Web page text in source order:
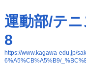
運動部/テ
8
https://www.kagawa-edu.jp/
6%A5%CB%A5%B9/